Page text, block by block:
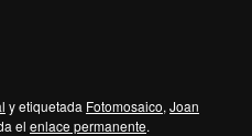
y etiquetada Fotomosaico, Joan
el enlace permanente.